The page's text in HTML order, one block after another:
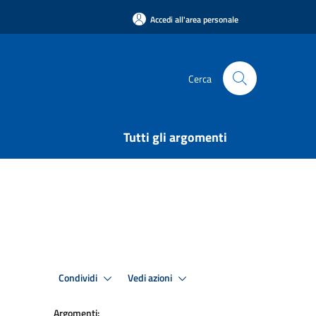
Accedi all'area personale
Cerca
Tutti gli argomenti
Condividi Vedi azioni
Argomenti: